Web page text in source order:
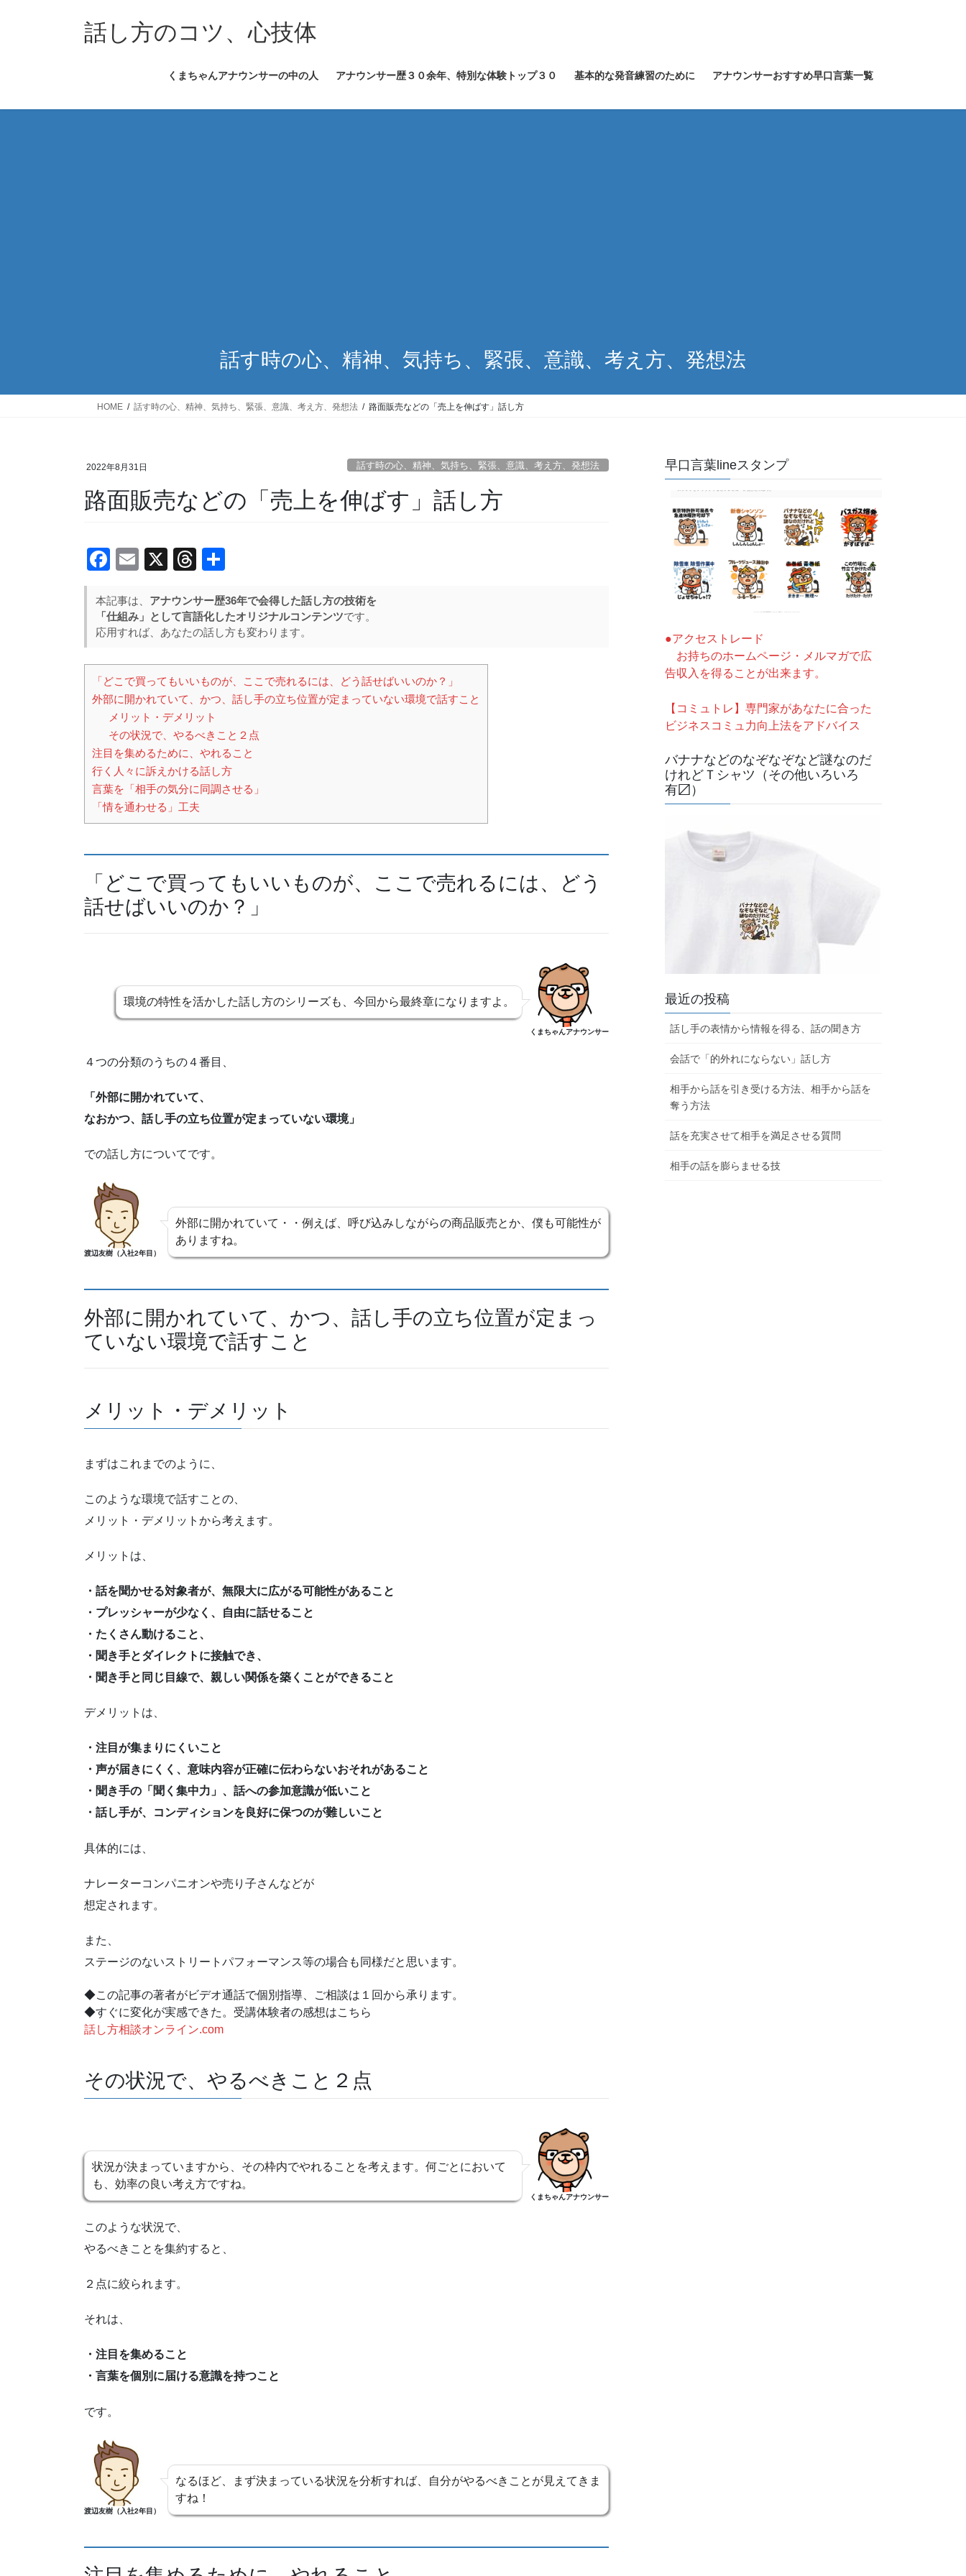
ス
ン
話し方のコツ、心技体
くまちゃんアナウンサーの中の人 アナウンサー歴３０余年、特別な体験トップ３０ 基本的な発音練習のために アナウンサーおすすめ早口言葉一覧
話す時の心、精神、気持ち、緊張、意識、考え方、発想法
HOME 話す時の心、精神、気持ち、緊張、意識、考え方、発想法 路面販売などの「売上を伸ばす」話し方
2022年8月31日 話す時の心、精神、気持ち、緊張、意識、考え方、発想法
路面販売などの「売上を伸ばす」話し方
F
c
e
o
o
k
E
ail
X
T
e
a
s
本記事は、 アナウンサー歴36年で会得した話し方の技術を
「仕組み」として言語化したオリジナルコンテンツです。
応用すれば、あなたの話し方も変わります。
「どこで買ってもいいものが、ここで売れるには、どう話せばいいのか？」
外部に開かれていて、かつ、話し手の立ち位置が定まっていない環境で話すこと
メリット・デメリット
その状況で、やるべきこと２点
注目を集めるために、やれること
行く人々に訴えかける話し方
言葉を「相手の気分に同調させる」
「情を通わせる」工夫
「どこで買ってもいいものが、ここで売れるには、どう
話せばいいのか？」
環境の特性を活かした話し方のシリーズも、今回から最終章になりますよ。
くまちゃんアナウンサー
４つの分類のうちの４番目、
「外部に開かれていて、
なおかつ、話し手の立ち位置が定まっていない環境」
での話し方についてです。
渡辺友樹（入社2年目）
外部に開かれていて・・例えば、呼び込みしながらの商品販売とか、僕も可能性が
ありますね。
外部に開かれていて、かつ、話し手の立ち位置が定まっ
ていない環境で話すこと
メリット・デメリット
まずはこれまでのように、
このような環境で話すことの、
メリット・デメリットから考えます。
メリットは、
・話を聞かせる対象者が、無限大に広がる可能性があること
・プレッシャーが少なく、自由に話せること
・たくさん動けること、
・聞き手とダイレクトに接触でき、
・聞き手と同じ目線で、親しい関係を築くことができること
デメリットは、
・注目が集まりにくいこと
・声が届きにくく、意味内容が正確に伝わらないおそれがあること
・聞き手の「聞く集中力」、話への参加意識が低いこと
・話し手が、コンディションを良好に保つのが難しいこと
具体的には、
ナレーターコンパニオンや売り子さんなどが
想定されます。
また、
ステージのないストリートパフォーマンス等の場合も同様だと思います。
◆この記事の著者がビデオ通話で個別指導、ご相談は１回から承ります。
◆すぐに変化が実感できた。受講体験者の感想はこちら
話し方相談オンライン.com
その状況で、やるべきこと２点
状況が決まっていますから、その枠内でやれることを考えます。何ごとにおいて
も、効率の良い考え方ですね。
くまちゃんアナウンサー
このような状況で、
やるべきことを集約すると、
２点に絞られます。
それは、
・注目を集めること
・言葉を個別に届ける意識を持つこと
です。
渡辺友樹（入社2年目）
なるほど、まず決まっている状況を分析すれば、自分がやるべきことが見えてきま
すね！
早口言葉lineスタンプ
●アクセストレード
お持ちのホームページ・メルマガで広
告収入を得ることが出来ます。
【コミュトレ】専門家があなたに合った
ビジネスコミュ力向上法をアドバイス
バナナなどのなぞなぞなど謎なのだ
けれどＴシャツ（その他いろいろ
有〼）
最近の投稿
話し手の表情から情報を得る、話の聞き方
会話で「的外れにならない」話し方
相手から話を引き受ける方法、相手から話を
奪う方法
話を充実させて相手を満足させる質問
相手の話を膨らませる技